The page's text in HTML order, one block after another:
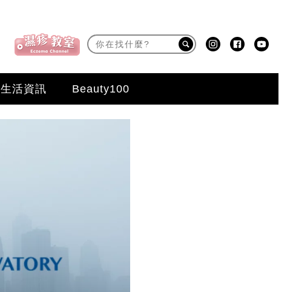
生活資訊 Beauty100